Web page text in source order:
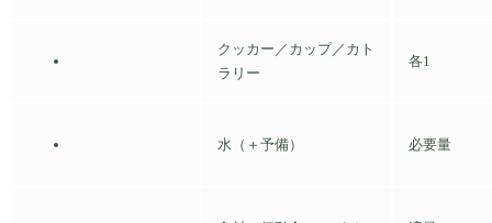
クッカー／カップ／カト
ラリー
各1
水（＋予備） 必要量